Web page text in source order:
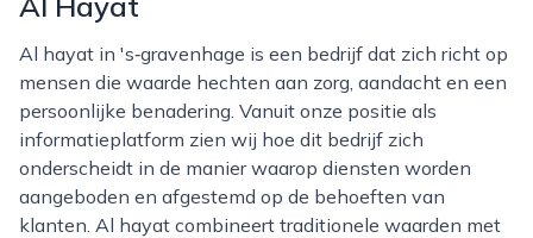
Al hayat in 's‑gravenhage is een bedrijf dat zich richt op
mensen die waarde hechten aan zorg, aandacht en een
persoonlijke benadering. Vanuit onze positie als
informatieplatform zien wij hoe dit bedrijf zich
onderscheidt in de manier waarop diensten worden
aangeboden en afgestemd op de behoeften van
klanten. Al hayat combineert traditionele waarden met